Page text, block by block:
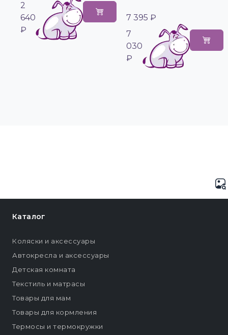
2
640
₽
7 395 ₽
7
030
₽
Каталог
Коляски и аксессуары
Автокресла и аксессуары
Детская комната
Текстиль и матрасы
Товары для мам
Товары для кормления
Термосы и термокружки